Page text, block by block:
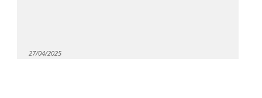
27/04/2025